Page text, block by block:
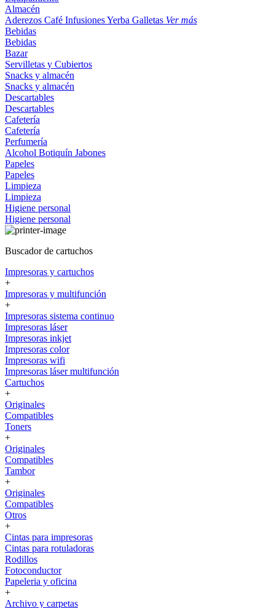
Almacén
Aderezos Café InfusionesYerba Galletas Ver más
Bebidas
Bebidas
Bazar
Servilletas y Cubiertos
Snacks y almacén
Snacks y almacén
Descartables
Descartables
Cafetería
Cafetería
Perfumería
Alcohol Botiquín Jabones
Papeles
Papeles
Limpieza
Limpieza
Higiene personal
Higiene personal
Buscador de cartuchos
Impresoras y cartuchos
+
Impresoras y multifunción
+
Impresoras sistema continuo
Impresoras láser
Impresoras inkjet
Impresoras color
Impresoras wifi
Impresoras láser multifunción
Cartuchos
+
Originales
Compatibles
Toners
+
Originales
Compatibles
Tambor
+
Originales
Compatibles
Otros
+
Cintas para impresoras
Cintas para rotuladoras
Rodillos
Fotoconductor
Papeleria y oficina
+
Archivo y carpetas